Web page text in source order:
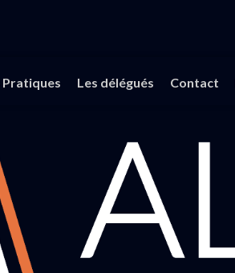
Pratiques Les délégués Contact